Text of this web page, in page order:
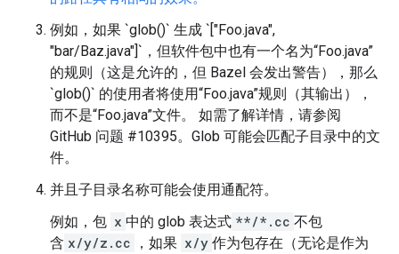
例如，如果 `glob()` 生成 `["Foo.java",
"bar/Baz.java"]`，但软件包中也有一个名为“Foo.java”
的规则（这是允许的，但 Bazel 会发出警告），那么
`glob()` 的使用者将使用“Foo.java”规则（其输出），
而不是“Foo.java”文件。 如需了解详情，请参阅
GitHub 问题 #10395。Glob 可能会匹配子目录中的文
件。
并且子目录名称可能会使用通配符。
例如，包 x 中的 glob 表达式 **/*.cc 不包
含 x/y/z.cc ，如果 x/y 作为包存在（无论是作为